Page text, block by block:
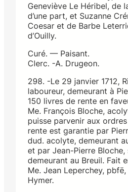
Geneviève Le Héribel, de
d’une part, et Suzanne
Coesar et de Barbe
d’Ouilly.
Curé. — Paisant.
Clerc. -A. Drugeon.
298. -Le 29 janvier 1712,
laboureur, demeurant à
150 livres de rente en
Me. François Bloche,
puisse parvenir aux
rente est garantie par
dud. acolyte, demeurant
et par Jean-Pierre Bloche,
demeurant au Breuil. Fait
Me. Jean Leperchey,
Hymer.